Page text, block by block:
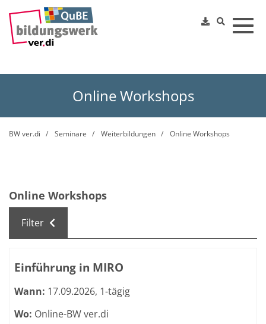
Online Workshops
BW ver.di Seminare Weiterbildungen Online Workshops
Online Workshops
Filter
Einführung in MIRO
Wann: 17.09.2026, 1-tägig
Wo: Online-BW ver.di